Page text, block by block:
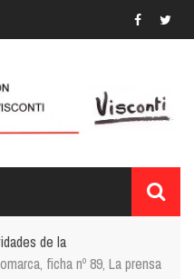
de la
ficha nº 89, La prensa